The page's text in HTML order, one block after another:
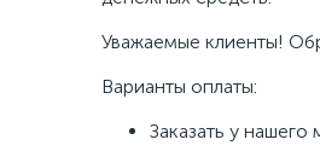
Уважаемые клиенты!
Варианты оплаты:
Заказать у